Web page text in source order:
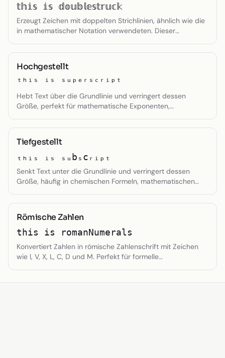
𝕥𝕙𝕚𝕤 𝕚𝕤 𝕕𝕠𝕦𝕓𝕝𝕖𝕤𝕥𝕣𝕦𝕔𝕜
Erzeugt Zeichen mit doppelten Strichlinien, ähnlich wie die
in mathematischer Notation verwendeten. Dieser
Hochgestellt
ᵗʰⁱˢ ⁱˢ ˢᵘᵖᵉʳˢᶜʳⁱᵖᵗ
Hebt Text über die Grundlinie und verringert dessen
Größe, perfekt für mathematische Exponenten,
Tiefgestellt
ₜₕᵢₛ ᵢₛ ₛᵤbₛcᵣᵢₚₜ
Senkt Text unter die Grundlinie und verringert dessen
Größe, häufig in chemischen Formeln, mathematischen
des Haupttextes zu stören.
Römische Zahlen
this is romanNumerals
Konvertiert Zahlen in römische Zahlenschrift mit Zeichen
wie I, V, X, L, C, D und M. Perfekt für formelle